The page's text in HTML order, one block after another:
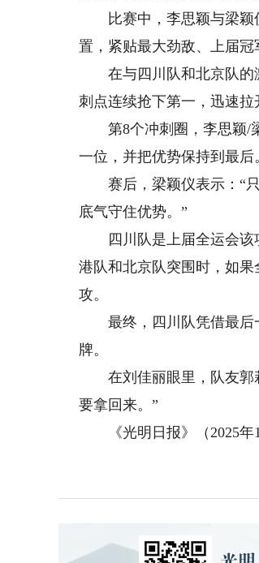
比赛中，李思颖与梁颖
置，紧贴最大劲敌、上届冠
在与四川队和北京队的
刺点连续抢下第一，迅速拉
第8个冲刺圈，李思颖/梁
一位，并把优势保持到最后
赛后，梁颖仪表示：“只
底气守住优势。”
四川队是上届全运会该项
港队和北京队突围时，如
攻。
最终，四川队凭借最后一
牌。
在刘佳丽眼里，队友郭莉
要拿回来。”
《光明日报》（2025年